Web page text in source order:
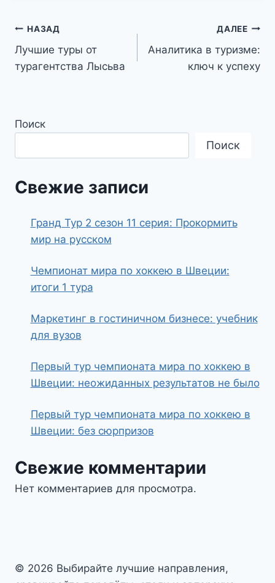
Навигация
по
НАЗАД
Лучшие туры от
турагентства Лысьва
ДАЛЕЕ
Аналитика в туризме:
ключ к успеху
Поиск
Поиск
Свежие записи
Гранд Тур 2 сезон 11 серия: Прокормить
мир на русском
Чемпионат мира по хоккею в Швеции:
итоги 1 тура
Маркетинг в гостиничном бизнесе: учебник
для вузов
Первый тур чемпионата мира по хоккею в
Швеции: неожиданных результатов не было
Первый тур чемпионата мира по хоккею в
Швеции: без сюрпризов
Свежие комментарии
Нет комментариев для просмотра.
© 2026 Выбирайте лучшие направления,